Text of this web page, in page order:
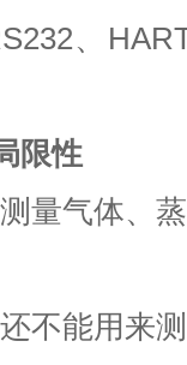
、
限性
气体、蒸
能用来测